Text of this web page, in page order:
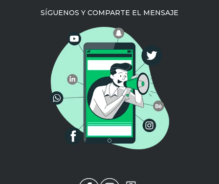
SÍGUENOS Y COMPARTE EL MENSAJE